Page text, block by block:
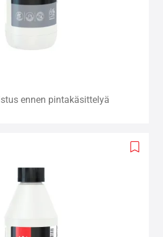
ennen pintakäsittelyä
Add